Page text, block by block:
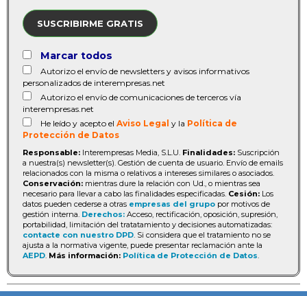
SUSCRIBIRME GRATIS
Marcar todos
Autorizo el envío de newsletters y avisos informativos
personalizados de interempresas.net
Autorizo el envío de comunicaciones de terceros vía
interempresas.net
He leído y acepto el Aviso Legal y la Política de
Protección de Datos
Responsable: Interempresas Media, S.L.U. Finalidades: Suscripción
a nuestra(s) newsletter(s). Gestión de cuenta de usuario. Envío de emails
relacionados con la misma o relativos a intereses similares o asociados.
Conservación: mientras dure la relación con Ud., o mientras sea
necesario para llevar a cabo las finalidades especificadas. Cesión: Los
datos pueden cederse a otras empresas del grupo por motivos de
gestión interna. Derechos: Acceso, rectificación, oposición, supresión,
portabilidad, limitación del tratatamiento y decisiones automatizadas:
contacte con nuestro DPD. Si considera que el tratamiento no se
ajusta a la normativa vigente, puede presentar reclamación ante la
AEPD. Más información: Política de Protección de Datos.